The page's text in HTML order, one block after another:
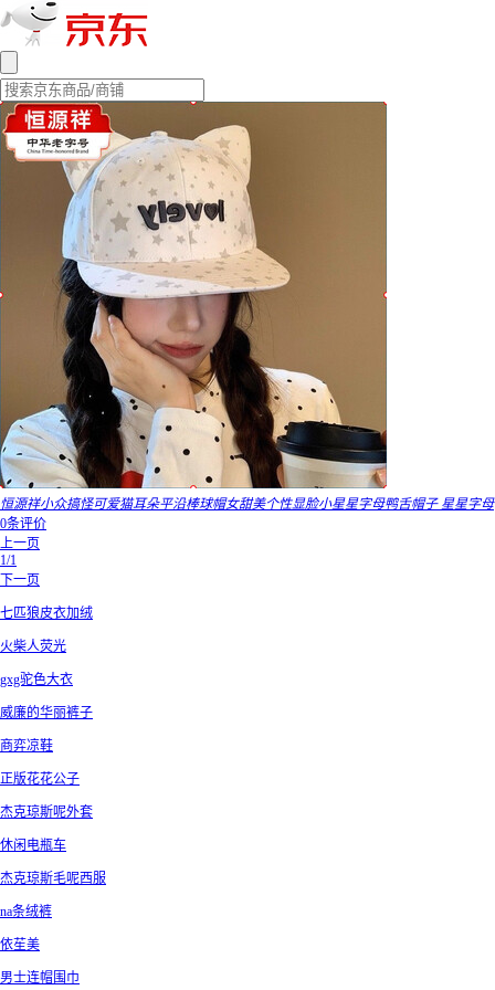
恒源祥小众搞怪可爱猫耳朵平沿棒球帽女甜美个性显脸小星星字母鸭舌帽子 星星字母
0条评价
上一页
1/1
下一页
七匹狼皮衣加绒
火柴人荧光
gxg驼色大衣
威廉的华丽裤子
商弈凉鞋
正版花花公子
杰克琼斯呢外套
休闲电瓶车
杰克琼斯毛呢西服
na条绒裤
依苼美
男士连帽围巾